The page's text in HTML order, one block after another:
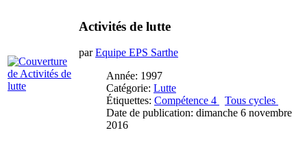
Activités de lutte
parEquipe EPS Sarthe
Année: 1997
Catégorie: Lutte
Étiquettes: Compétence 4
Tous cycles
Date de publication: dimanche 6 novembre
2016